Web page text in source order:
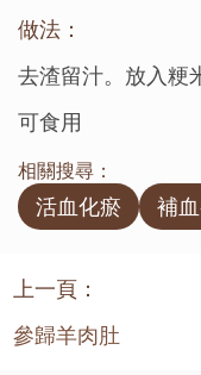
做法：
去渣留汁。放入粳
可食用
相關搜尋：
活血化瘀 補
上一頁：
參歸羊肉肚